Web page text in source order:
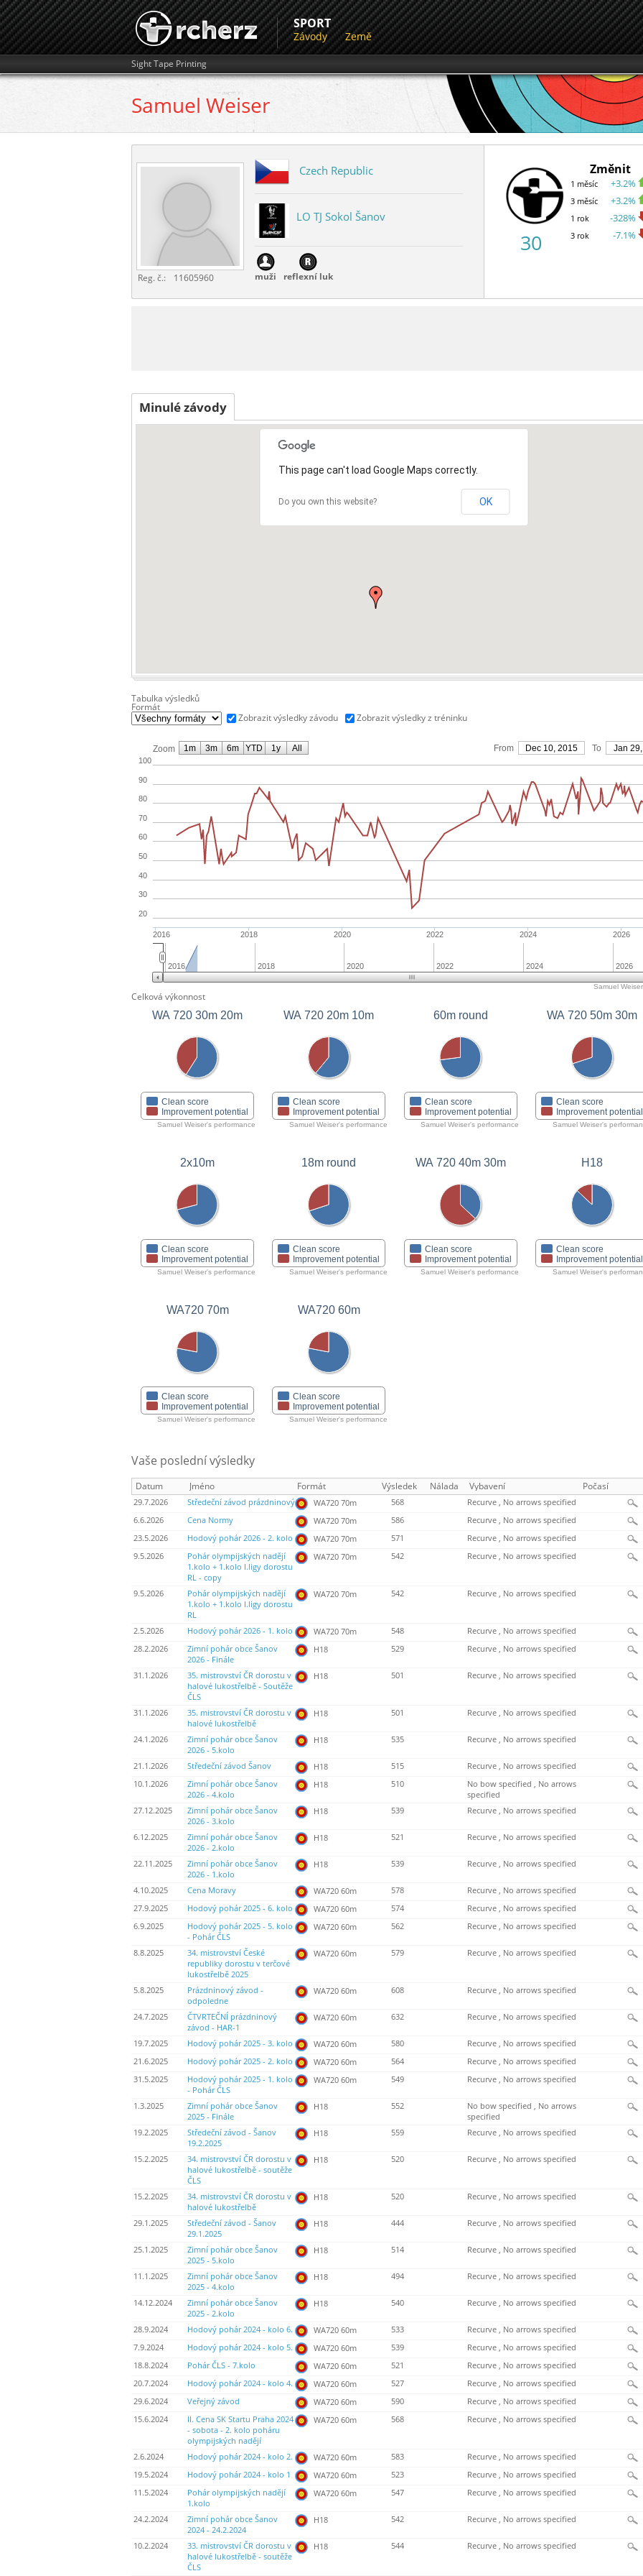
SPORT
Závody Země
Sight Tape Printing
Samuel Weiser
Reg. č.: 11605960
Czech Republic
LO TJ Sokol Šanov
muži reflexní luk
30
Změnit
1 měsíc
3 měsíc
1 rok
3 rok
+3.2%
+3.2%
-328%
-7.1%
Minulé závody
This page can't load Google Maps correctly.
Do you own this website? OK
Tabulka výsledků
Formát
Zobrazit výsledky závodu
Zobrazit výsledky z tréninku
Zoom From Dec 10, 2015 To Jan
2016 2018 2020 2022 2024 2026
20
30
40
50
60
70
80
90
100
2016 2018 2020 2022 2024 2026
1m 3m 6m YTD 1y All
Samuel
Celková výkonnost
WA 720 30m 20m
Clean score
Improvement potential
Samuel Weiser's performance
WA 720 20m 10m
Clean score
Improvement potential
Samuel Weiser's performance
60m round
Clean score
Improvement potential
Samuel Weiser's performance
WA 720 50m 30m
Clean score
Improvement potential
Samuel Weiser's
2x10m
Clean score
Improvement potential
Samuel Weiser's performance
18m round
Clean score
Improvement potential
Samuel Weiser's performance
WA 720 40m 30m
Clean score
Improvement potential
Samuel Weiser's performance
H18
Clean score
Improvement potential
Samuel Weiser's
WA720 70m
Clean score
Improvement potential
Samuel Weiser's performance
WA720 60m
Clean score
Improvement potential
Samuel Weiser's performance
Vaše poslední výsledky
Datum Jméno Formát Výsledek Nálada Vybavení Počasí
29.7.2026 Středeční závod prázdninový WA720 70m 568
Recurve , No arrows specified
6.6.2026
Cena Normy WA720 70m 586
Recurve , No arrows specified
23.5.2026
Hodový pohár 2026 - 2. kolo WA720 70m 571
Recurve , No arrows specified
9.5.2026
Pohár olympijských nadějí
1.kolo + 1.kolo I.ligy dorostu
RL - copy
WA720 70m 542 Recurve , No arrows specified
9.5.2026
Pohár olympijských nadějí
1.kolo + 1.kolo I.ligy dorostu
RL
WA720 70m 542 Recurve , No arrows specified
2.5.2026 Hodový pohár 2026 - 1. kolo WA720 70m 548
Recurve , No arrows specified
28.2.2026
Zimní pohár obce Šanov
2026 - Finále
H18 529 Recurve , No arrows specified
31.1.2026
35. mistrovství ČR dorostu v
halové lukostřelbě - Soutěže
ČLS
H18 501 Recurve , No arrows specified
31.1.2026
35. mistrovství ČR dorostu v
halové lukostřelbě
H18 501 Recurve , No arrows specified
24.1.2026
Zimní pohár obce Šanov
2026 - 5.kolo
H18 535 Recurve , No arrows specified
21.1.2026 Středeční závod Šanov H18 515
Recurve , No arrows specified
10.1.2026
Zimní pohár obce Šanov
2026 - 4.kolo
H18 510
No bow specified , No arrows
specified
27.12.2025
Zimní pohár obce Šanov
2026 - 3.kolo
H18 539 Recurve , No arrows specified
6.12.2025
Zimní pohár obce Šanov
2026 - 2.kolo
H18 521 Recurve , No arrows specified
22.11.2025
Zimní pohár obce Šanov
2026 - 1.kolo
H18 539 Recurve , No arrows specified
4.10.2025 Cena Moravy WA720 60m 578
Recurve , No arrows specified
27.9.2025
Hodový pohár 2025 - 6. kolo WA720 60m 574
Recurve , No arrows specified
6.9.2025
Hodový pohár 2025 - 5. kolo
- Pohár ČLS
WA720 60m 562 Recurve , No arrows specified
8.8.2025
34. mistrovství České
republiky dorostu v terčové
lukostřelbě 2025
WA720 60m 579 Recurve , No arrows specified
5.8.2025
Prázdninový závod -
odpoledne
WA720 60m 608 Recurve , No arrows specified
24.7.2025
ČTVRTEČNÍ prázdninový
závod - HAR-1
WA720 60m 632 Recurve , No arrows specified
19.7.2025 Hodový pohár 2025 - 3. kolo WA720 60m 580
Recurve , No arrows specified
21.6.2025
Hodový pohár 2025 - 2. kolo WA720 60m 564
Recurve , No arrows specified
31.5.2025
Hodový pohár 2025 - 1. kolo
- Pohár ČLS
WA720 60m 549 Recurve , No arrows specified
1.3.2025
Zimní pohár obce Šanov
2025 - Finále
H18 552
No bow specified , No arrows
specified
19.2.2025
Středeční závod - Šanov
19.2.2025
H18 559 Recurve , No arrows specified
15.2.2025
34. mistrovství ČR dorostu v
halové lukostřelbě - soutěže
ČLS
H18 520 Recurve , No arrows specified
15.2.2025
34. mistrovství ČR dorostu v
halové lukostřelbě
H18 520 Recurve , No arrows specified
29.1.2025
Středeční závod - Šanov
29.1.2025
H18 444 Recurve , No arrows specified
25.1.2025
Zimní pohár obce Šanov
2025 - 5.kolo
H18 514 Recurve , No arrows specified
11.1.2025
Zimní pohár obce Šanov
2025 - 4.kolo
H18 494 Recurve , No arrows specified
14.12.2024
Zimní pohár obce Šanov
2025 - 2.kolo
H18 540 Recurve , No arrows specified
28.9.2024 Hodový pohár 2024 - kolo 6. WA720 60m 533
Recurve , No arrows specified
7.9.2024
Hodový pohár 2024 - kolo 5. WA720 60m 539
Recurve , No arrows specified
18.8.2024
Pohár ČLS - 7.kolo WA720 60m 521
Recurve , No arrows specified
20.7.2024
Hodový pohár 2024 - kolo 4. WA720 60m 527
Recurve , No arrows specified
29.6.2024
Veřejný závod WA720 60m 590
Recurve , No arrows specified
15.6.2024
II. Cena SK Startu Praha 2024
- sobota - 2. kolo poháru
olympijských nadějí
WA720 60m 568 Recurve , No arrows specified
2.6.2024 Hodový pohár 2024 - kolo 2. WA720 60m 583
Recurve , No arrows specified
19.5.2024
Hodový pohár 2024 - kolo 1 WA720 60m 523
Recurve , No arrows specified
11.5.2024
Pohár olympijských nadějí
1.kolo
WA720 60m 547 Recurve , No arrows specified
24.2.2024
Zimní pohár obce Šanov
2024 - 24.2.2024
H18 542 Recurve , No arrows specified
10.2.2024
33. mistrovství ČR dorostu v
halové lukostřelbě - soutěže
ČLS
H18 544 Recurve , No arrows specified